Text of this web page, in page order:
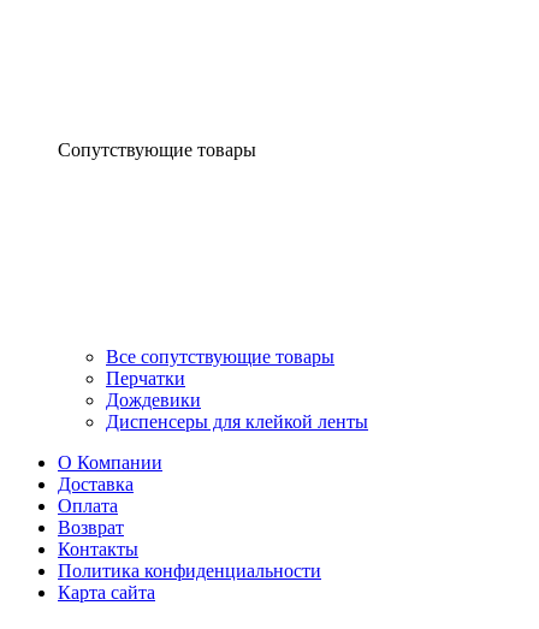
Сопутствующие товары
Все сопутствующие товары
Перчатки
Дождевики
Диспенсеры для клейкой ленты
О Компании
Доставка
Оплата
Возврат
Контакты
Политика конфиденциальности
Карта сайта